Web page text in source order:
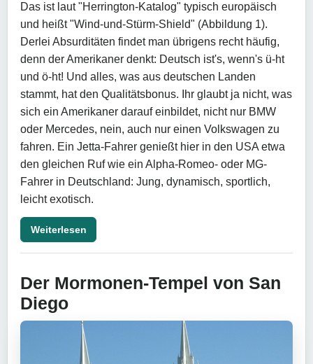
Das ist laut "Herrington-Katalog" typisch europäisch
und heißt "Wind-und-Stürm-Shield" (Abbildung 1).
Derlei Absurditäten findet man übrigens recht häufig,
denn der Amerikaner denkt: Deutsch ist's, wenn's ü-ht
und ö-ht! Und alles, was aus deutschen Landen
stammt, hat den Qualitätsbonus. Ihr glaubt ja nicht, was
sich ein Amerikaner darauf einbildet, nicht nur BMW
oder Mercedes, nein, auch nur einen Volkswagen zu
fahren. Ein Jetta-Fahrer genießt hier in den USA etwa
den gleichen Ruf wie ein Alpha-Romeo- oder MG-
Fahrer in Deutschland: Jung, dynamisch, sportlich,
leicht exotisch.
Weiterlesen
Der Mormonen-Tempel von San
Diego